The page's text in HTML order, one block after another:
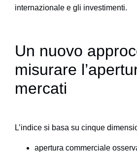
internazionale e gli investimenti.
Un nuovo
misurare
mercati
L’indice si basa su cinque
apertura commerciale